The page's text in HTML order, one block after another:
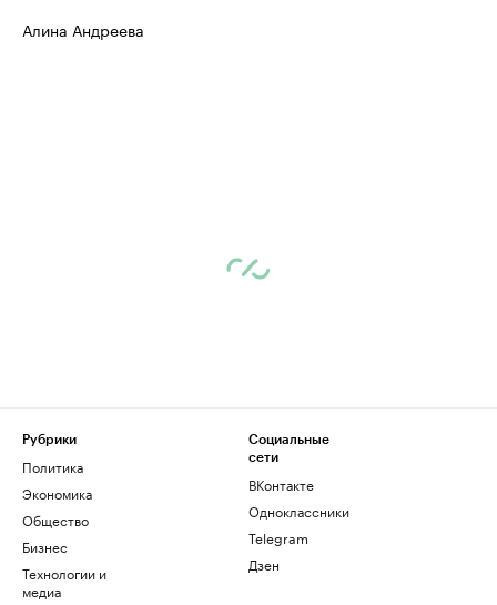
Алина Андреева
Рубрики
Политика
Экономика
Общество
Бизнес
Технологии и
медиа
Социальные
сети
ВКонтакте
Одноклассники
Telegram
Дзен